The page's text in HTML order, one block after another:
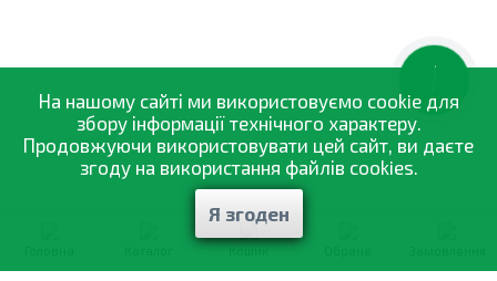
Кошик
На нашому сайті ми використовуємо cookie для
збору інформації технічного характеру.
Продовжуючи використовувати цей сайт, ви даєте
згоду на використання файлів cookies.
Я згоден